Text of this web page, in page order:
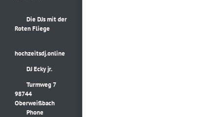
Die DJs mit der
Roten Fliege
hochzeitsdj.online
DJ Ecky jr.
Turmweg 7
98744
Oberweißbach
Phone